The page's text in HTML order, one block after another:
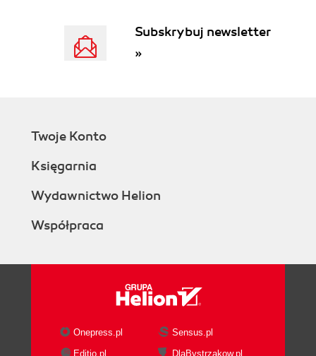
Subskrybuj newsletter
»
Twoje Konto
Księgarnia
Wydawnictwo Helion
Współpraca
Onepress.pl
Sensus.pl
Editio.pl
DlaBystrzakow.pl